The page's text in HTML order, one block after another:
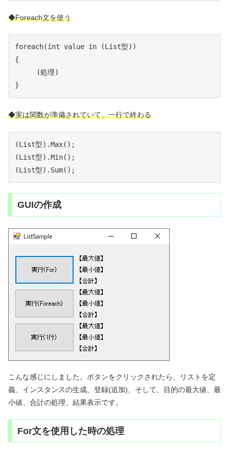
◆Foreach文を使う
foreach(int value in (List型))
{
(処理)
}
◆実は関数が準備されていて、一行で終わる
(List型).Max();
(List型).Min();
(List型).Sum();
GUIの作成
こんな感じにしました。ボタンをクリックされたら、リストを定
義、インスタンスの生成、登録(追加)、そして、目的の最大値、最
小値、合計の処理、結果表示です。
For文を使用した時の処理